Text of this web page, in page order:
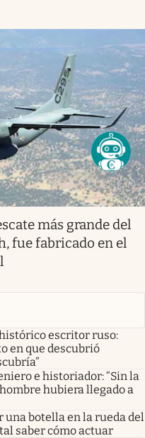
más grande del
fue fabricado en el
escritor ruso:
en que descubrió
e historiador: “Sin la
hubiera llegado a
botella en la rueda del
saber cómo actuar